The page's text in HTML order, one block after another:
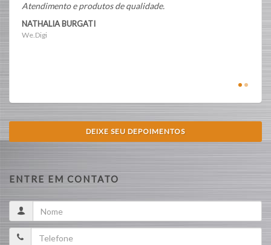
Atendimento e produtos de qualidade.
NATHALIA BURGATI
We.Digi
DEIXE SEU DEPOIMENTOS
ENTRE EM CONTATO